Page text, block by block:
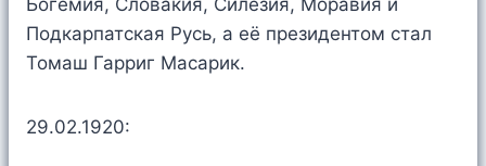
Богемия, Словакия, Силезия, Моравия и
Подкарпатская Русь, а её президентом стал
Томаш Гарриг Масарик.
29.02.1920: